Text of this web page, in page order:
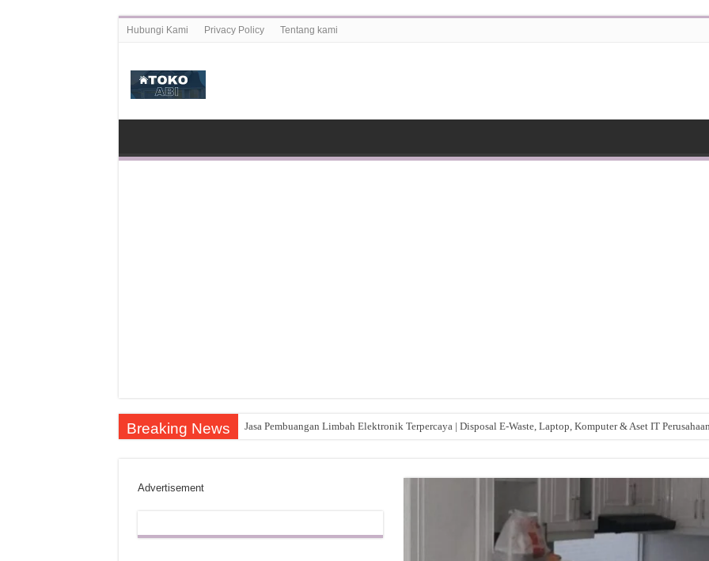
Hubungi Kami Privacy Policy Tentang kami
Breaking News Jasa Pembuangan Limbah Elektronik Terpercaya | Disposal E-Waste, Laptop, Komputer & Aset IT
Advertisement